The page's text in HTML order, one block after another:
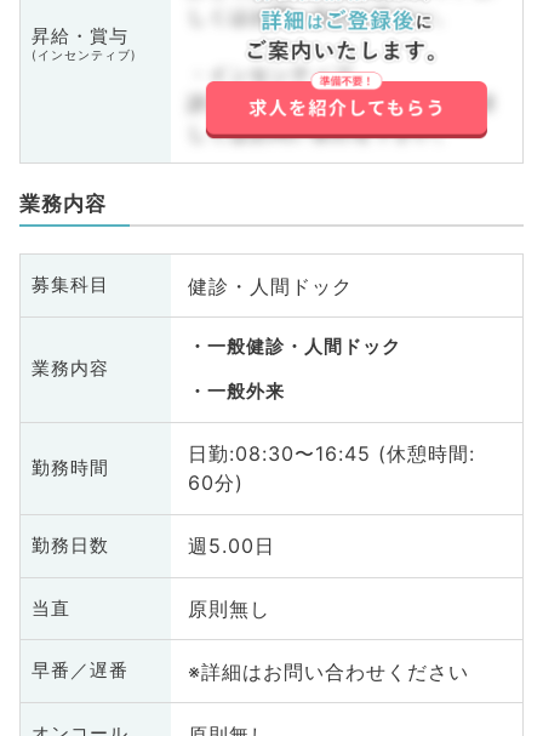
昇給・賞与
(インセンティブ)
しくはお問い合わせ下さい。
・インセンティブ
詳しくはお問い合わせ下さい。詳
しくはお問い合わせ下さい。
業務内容
募集科目 健診・人間ドック
業務内容
一般健診・人間ドック
一般外来
勤務時間
日勤:08:30〜16:45 (休憩時間:
60分)
勤務日数 週5.00日
当直 原則無し
早番／遅番 ※詳細はお問い合わせください